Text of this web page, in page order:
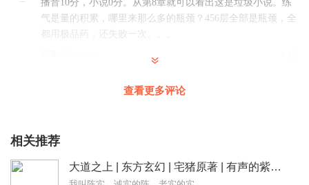
播音10分，小说0分。从第8章就可以看出这是垃圾小说。练
气是量的积累，哪里来那么多的瓶颈？456层全部是瓶颈，全
都用极品药，还失败一次。。。
污衣小胖
好 比很多都好 都来听听就知道
查看更多评论
相关推荐
大道之上 | 东方玄幻 | 宅猪原著 | 有声的紫襟团队制作 | 多人有声剧